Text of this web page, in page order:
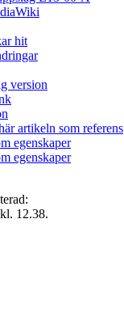
hit
version
artikeln som referens
egenskaper
egenskaper